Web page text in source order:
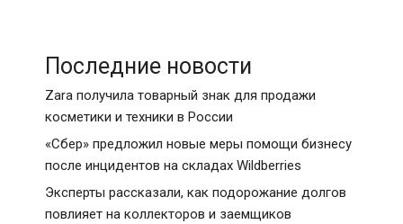
Последние новости
Zara получила товарный знак для продажи
косметики и техники в России
«Сбер» предложил новые меры помощи бизнесу
после инцидентов на складах Wildberries
Эксперты рассказали, как подорожание долгов
повлияет на коллекторов и заемщиков